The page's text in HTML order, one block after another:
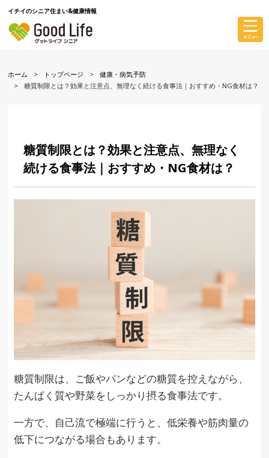
イチイのシニア住まい&健康情報
ホーム トップページ
健康・病気予防
糖質制限とは？効果と注意点、無理なく続ける食事法｜おすすめ・NG食材は？
糖質制限とは？効果と注意点、無理なく
続ける食事法｜おすすめ・NG食材は？
糖質制限は、ご飯やパンなどの糖質を控えながら、
たんぱく質や野菜をしっかり摂る食事法です。
一方で、自己流で極端に行うと、低栄養や筋肉量の
低下につながる場合もあります。